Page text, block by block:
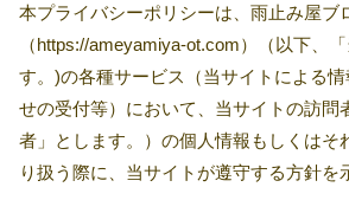
本プライバシーポリシーは、雨止み屋ブ
（https://ameyamiya-ot.com）（以下、
す。)の各種サービス（当サイトによる
せの受付等）において、当サイトの訪問
者」とします。）の個人情報もしくはそ
り扱う際に、当サイトが遵守する方針を